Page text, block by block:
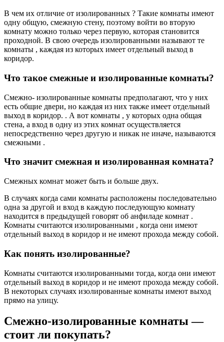
В чем их отличие от изолированных ? Такие комнаты имеют
одну общую, смежную стену, поэтому войти во вторую
комнату можно только через первую, которая становится
проходной. В свою очередь изолированными называют те
комнаты , каждая из которых имеет отдельный выход в
коридор.
Что такое смежные и изолированные комнаты?
Смежно- изолированные комнаты предполагают, что у них
есть общие двери, но каждая из них также имеет отдельный
выход в коридор. . А вот комнаты , у которых одна общая
стена, а вход в одну из этих комнат осуществляется
непосредственно через другую и никак не иначе, называются
смежными .
Что значит смежная и изолированная комната?
Смежных комнат может быть и больше двух.
В случаях когда сами комнаты расположены последовательно
одна за другой и вход в каждую последующую комнату
находится в предыдущей говорят об анфиладе комнат .
Комнаты считаются изолированными , когда они имеют
отдельный выход в коридор и не имеют прохода между собой.
Как понять изолированные?
Комнаты считаются изолированными тогда, когда они имеют
отдельный выход в коридор и не имеют прохода между собой.
В некоторых случаях изолированные комнаты имеют выход
прямо на улицу.
Смежно-изолированные комнаты —
стоит ли покупать?